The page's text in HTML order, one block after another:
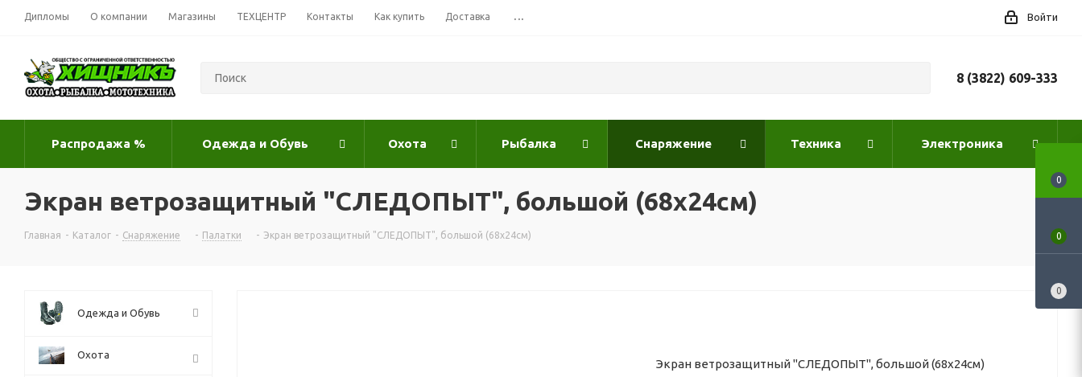
Дипломы О компании Магазины ТЕХЦЕНТР Контакты Как купить Доставка ... Войти
8 (3822) 609-333
Распродажа % Одежда и Обувь Охота Рыбалка Снаряжение Техника Электроника
Экран ветрозащитный "СЛЕДОПЫТ", большой (68х24см)
Главная - Каталог - Снаряжение - Палатки - Экран ветрозащитный "СЛЕДОПЫТ", большой (68х24см)
Экран ветрозащитный "СЛЕДОПЫТ", большой (68х24см)
Одежда и Обувь
Охота
0
0
0